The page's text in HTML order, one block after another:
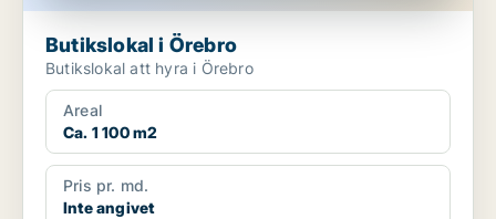
Butikslokal i Örebro
Butikslokal att hyra i Örebro
Areal
Ca. 1 100 m2
Pris pr. md.
Inte angivet